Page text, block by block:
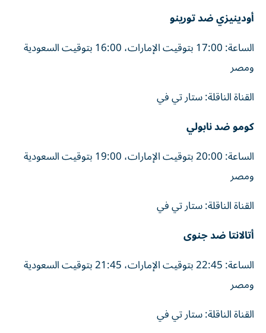
أودينيزي ضد تورينو
الساعة: 17:00 بتوقيت الإمارات، 16:00 بتوقيت السعودية
ومصر
القناة الناقلة: ستار تي في
كومو ضد نابولي
الساعة: 20:00 بتوقيت الإمارات، 19:00 بتوقيت السعودية
ومصر
القناة الناقلة: ستار تي في
أتالانتا ضد جنوى
الساعة: 22:45 بتوقيت الإمارات، 21:45 بتوقيت السعودية
ومصر
القناة الناقلة: ستار تي في